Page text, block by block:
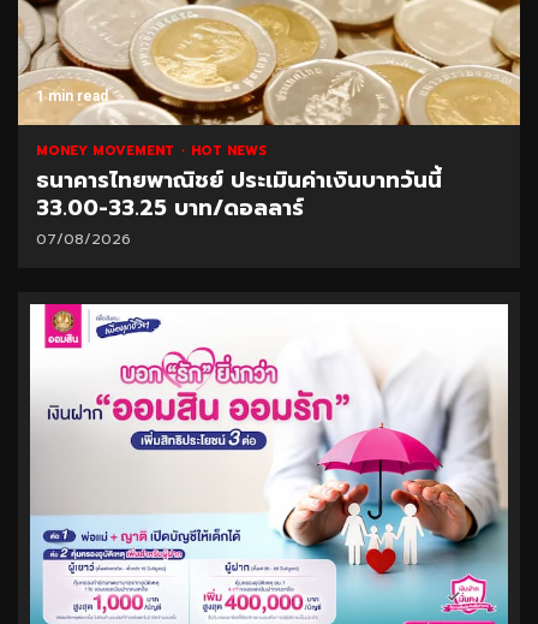
1 min read
MONEY MOVEMENT HOT NEWS
ธนาคารไทยพาณิชย์ ประเมินค่าเงินบาทวันนี้
33.00-33.25 บาท/ดอลลาร์
07/08/2026